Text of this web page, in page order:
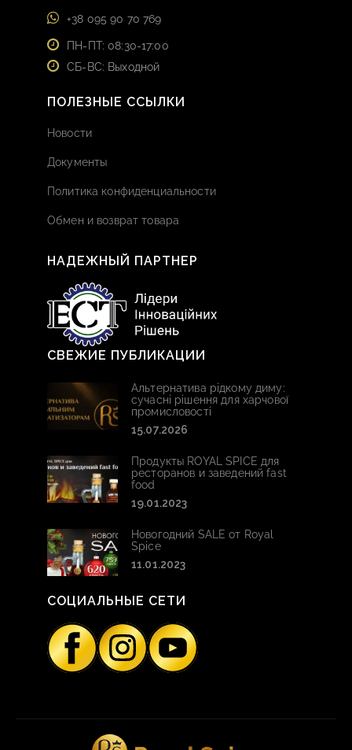
+38 095 90 70 769
ПН-ПТ: 08:30-17:00
СБ-ВС: Выходной
ПОЛЕЗНЫЕ ССЫЛКИ
Новости
Документы
Политика конфиденциальности
Обмен и возврат товара
НАДЕЖНЫЙ ПАРТНЕР
СВЕЖИЕ ПУБЛИКАЦИИ
Альтернатива рідкому диму:
сучасні рішення для харчової
промисловості
15.07.2026
Продукты ROYAL SPICE для
ресторанов и заведений fast
food
19.01.2023
Новогодний SALE от Royal
Spice
11.01.2023
СОЦИАЛЬНЫЕ СЕТИ